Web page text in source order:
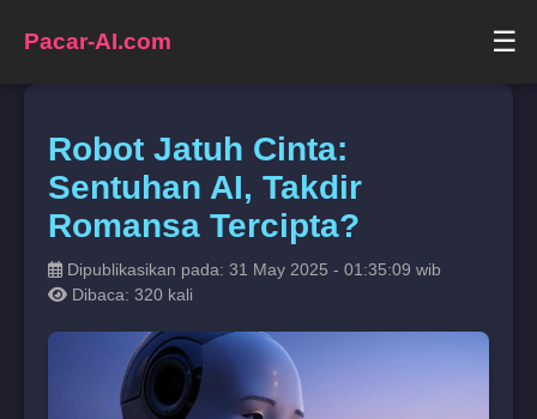
Pacar-AI.com ☰
Robot Jatuh Cinta:
Sentuhan AI, Takdir
Romansa Tercipta?
Dipublikasikan pada: 31 May 2025 - 01:35:09 wib
Dibaca: 320 kali